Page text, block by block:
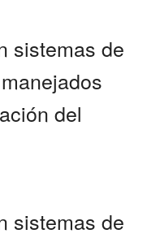
sistemas de
del
sistemas de